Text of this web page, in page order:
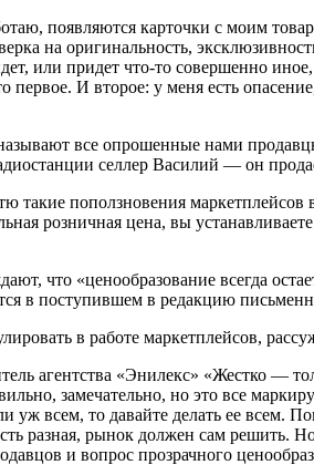
появляются карточки с моим
на оригинальность,
или придет что-то совершенно
первое. И второе: у меня есть
все опрошенные нами
селлер Василий — он
такие поползновения
розничная цена, вы
что «ценообразование всегда
в поступившем в редакцию
в работе маркетплейсов,
агентства «Энилекс» «Жестко —
замечательно, но это все
всем, то давайте делать ее всем.
разная, рынок должен сам решить.
и вопрос прозрачного